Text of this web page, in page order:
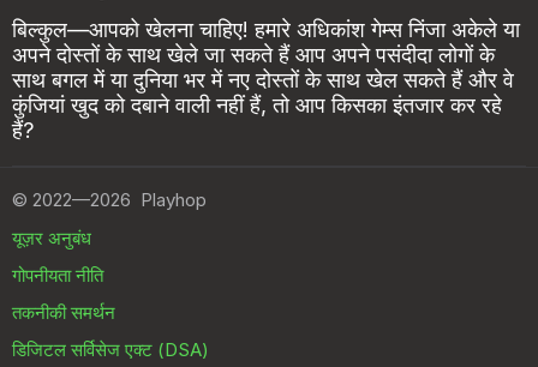
बिल्कुल—आपको खेलना चाहिए! हमारे अधिकांश गेम्स निंजा अकेले या
अपने दोस्तों के साथ खेले जा सकते हैं आप अपने पसंदीदा लोगों के
साथ बगल में या दुनिया भर में नए दोस्तों के साथ खेल सकते हैं और वे
कुंजियां खुद को दबाने वाली नहीं हैं, तो आप किसका इंतजार कर रहे
हैं?
© 2022—2026 Playhop
यूज़र अनुबंध
गोपनीयता नीति
तकनीकी समर्थन
डिजिटल सर्विसेज एक्ट (DSA)